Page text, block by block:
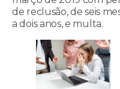
de reclusão, de seis
a dois anos, e multa.